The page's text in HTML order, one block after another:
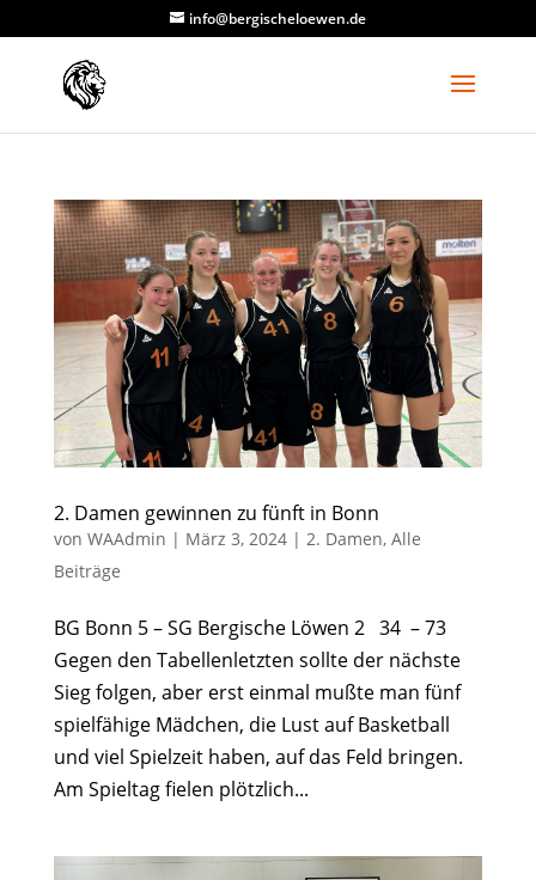
info@bergischeloewen.de
2. Damen gewinnen zu fünft in Bonn
von WAAdmin | März 3, 2024| 2. Damen, Alle
Beiträge
BG Bonn 5 – SG Bergische Löwen 2 34 – 73
Gegen den Tabellenletzten sollte der nächste
Sieg folgen, aber erst einmal mußte man fünf
spielfähige Mädchen, die Lust auf Basketball
und viel Spielzeit haben, auf das Feld bringen.
Am Spieltag fielen plötzlich...